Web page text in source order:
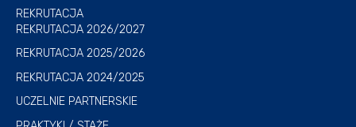
REKRUTACJA
REKRUTACJA 2026/2027
REKRUTACJA 2025/2026
REKRUTACJA 2024/2025
UCZELNIE PARTNERSKIE